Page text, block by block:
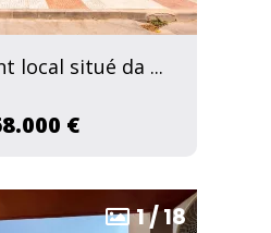
local situé da ...
€
1/18